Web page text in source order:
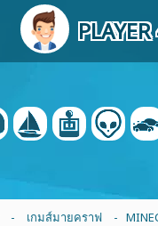
- เกมส์มายคราฟ -